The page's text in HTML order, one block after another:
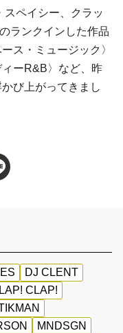
スペイシー
クラッ
ランクインした作品
ス・ミュージック 〉
ィーR&B〉など、昨
び上がってきまし
DJ CLENT
CLAP!
MNDSGN